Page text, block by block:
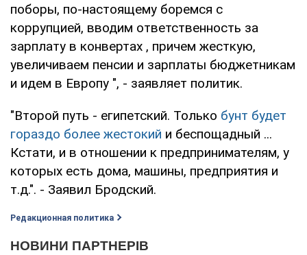
поборы, по-настоящему боремся с
коррупцией, вводим ответственность за
зарплату в конвертах , причем жесткую,
увеличиваем пенсии и зарплаты бюджетникам
и идем в Европу ", - заявляет политик.
"Второй путь - египетский. Только бунт будет
гораздо более жестокий и беспощадный ...
Кстати, и в отношении к предпринимателям, у
которых есть дома, машины, предприятия и
т.д.". - Заявил Бродский.
Редакционная политика